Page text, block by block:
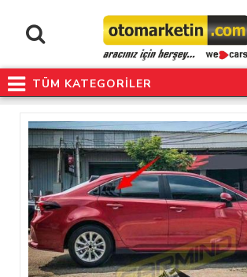
TÜM KATEGORİLER